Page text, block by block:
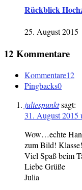
Rückblick
25. August 2015
12 Kommentare
Kommentare12
Pingbacks0
juliespunktsagt:
31. August 2015
Wow…echte
zum Bild! Klasse!
Viel Spaß beim
Liebe Grüße
Julia